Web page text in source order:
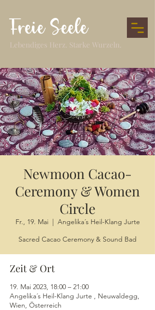
Freie Seele
Lebendiges Herz. Starke Wurzeln.
Newmoon Cacao-
Ceremony & Women
Circle
Fr., 19. Mai
  |
Angelika´s Heil-Klang Jurte
Sacred Cacao Ceremony & Sound Bad
Zeit & Ort
19. Mai 2023, 18:00 – 21:00
Angelika´s Heil-Klang Jurte , Neuwaldegg,
Wien, Österreich